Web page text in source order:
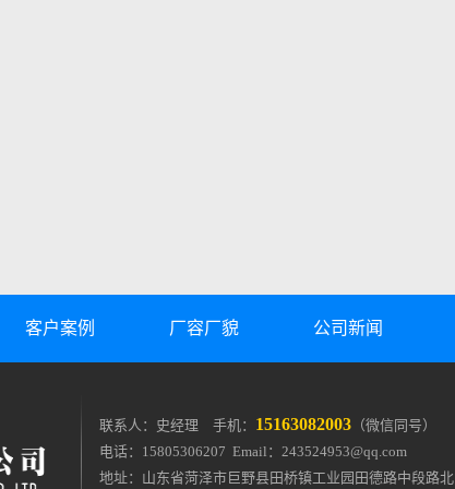
客户案例 厂容厂貌 公司新闻
联系人：史经理 手机： 15163082003 （微信同号）
电话：15805306207 Email： 243524953@qq.com
地址：山东省菏泽市巨野县田桥镇工业园田德路中段路北